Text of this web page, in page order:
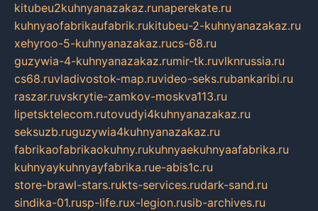
kitubeu2kuhnyanazakaz.runaperekate.ru
kuhnyaofabrikaufabrik.rukitubeu-2-kuhnyanazakaz.ru
xehyroo-5-kuhnyanazakaz.rucs-68.ru
guzywia-4-kuhnyanazakaz.rumir-tk.ruvlknrussia.ru
cs68.ruvladivostok-map.ruvideo-seks.rubankaribi.ru
raszar.ruvskrytie-zamkov-moskva113.ru
lipetsktelecom.rutovudyi4kuhnyanazakaz.ru
seksuzb.ruguzywia4kuhnyanazakaz.ru
fabrikaofabrikaokuhny.rukuhnyaekuhnyaafabrika.ru
kuhnyaykuhnyayfabrika.rue-abis1c.ru
store-brawl-stars.rukts-services.rudark-sand.ru
sindika-01.rusp-life.rux-legion.rusib-archives.ru